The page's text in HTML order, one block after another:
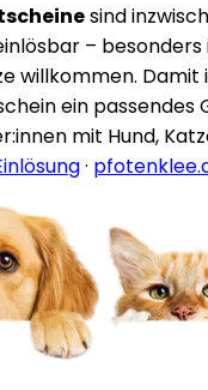
sind
– besonders
willkommen. Damit
ein passendes
mit Hund,
·